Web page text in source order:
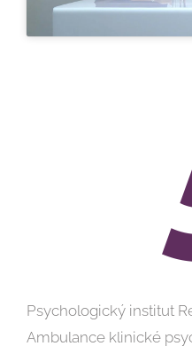
Psychologický institut
Ambulance klinické